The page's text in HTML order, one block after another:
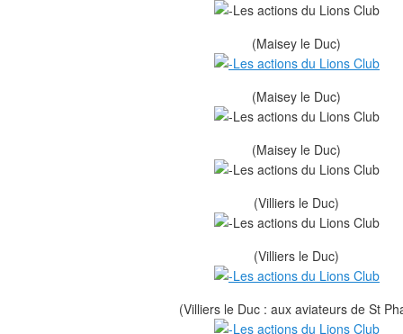
(Maisey le Duc)
(Maisey le Duc)
(Maisey le Duc)
(Villiers le Duc)
(Villiers le Duc)
(Villiers le Duc : aux aviateurs de St